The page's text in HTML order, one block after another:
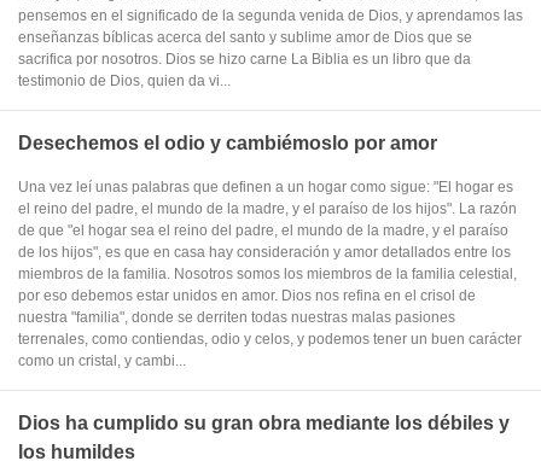
pensemos en el significado de la segunda venida de Dios, y aprendamos las
enseñanzas bíblicas acerca del santo y sublime amor de Dios que se
sacrifica por nosotros. Dios se hizo carne La Biblia es un libro que da
testimonio de Dios, quien da vi...
Desechemos el odio y cambiémoslo por amor
Una vez leí unas palabras que definen a un hogar como sigue: "El hogar es
el reino del padre, el mundo de la madre, y el paraíso de los hijos". La razón
de que "el hogar sea el reino del padre, el mundo de la madre, y el paraíso
de los hijos", es que en casa hay consideración y amor detallados entre los
miembros de la familia. Nosotros somos los miembros de la familia celestial,
por eso debemos estar unidos en amor. Dios nos refina en el crisol de
nuestra "familia", donde se derriten todas nuestras malas pasiones
terrenales, como contiendas, odio y celos, y podemos tener un buen carácter
como un cristal, y cambi...
Dios ha cumplido su gran obra mediante los débiles y
los humildes